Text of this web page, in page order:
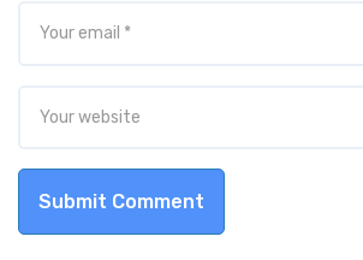
Submit Comment